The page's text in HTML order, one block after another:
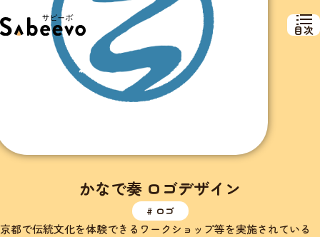
目次
かなで奏 ロゴデザイン
# ロゴ
京都で伝統文化を体験できるワークショップ等を実施されている